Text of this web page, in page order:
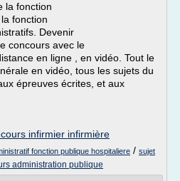
la fonction
fonction
Devenir
concours avec le
en ligne , en vidéo. Tout le
en vidéo, tous les sujets du
épreuves écrites, et aux
infirmier infirmière
fonction publique hospitaliere / sujet
administration publique